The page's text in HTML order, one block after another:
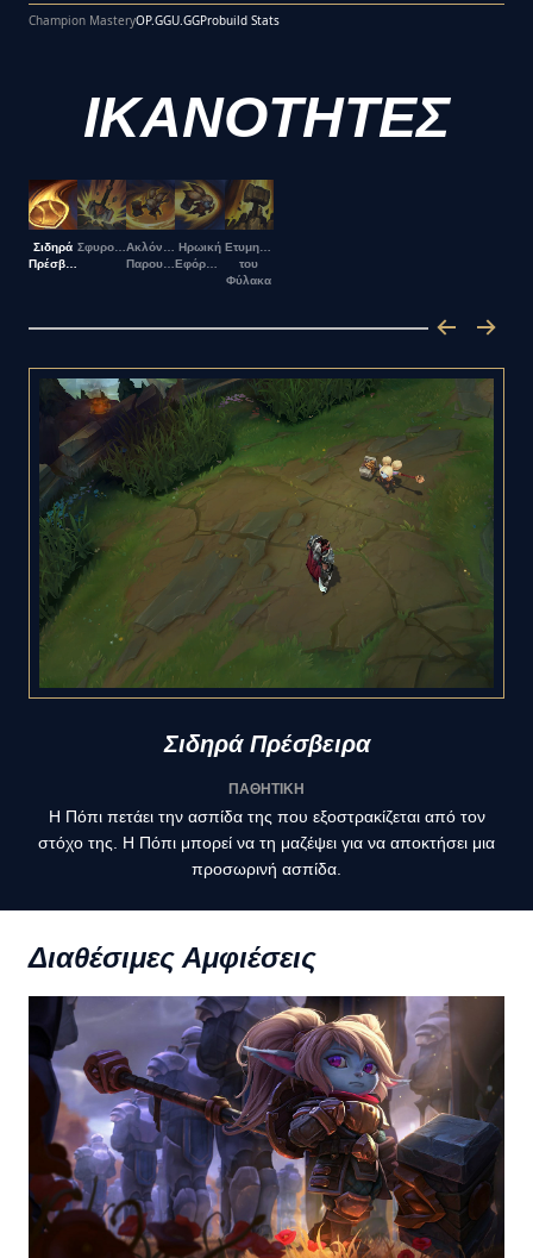
Champion MasteryOP.GGU.GGProbuild Stats
ΙΚΑΝΟΤΗΤΕΣ
Σιδηρά
ΣφυροκόπημαΑκλόνητη
Παρουσία
Ηρωική Ετυμηγορία
του
Φύλακα
Σιδηρά Πρέσβειρα
ΠΑΘΗΤΙΚΗ
Η Πόπι πετάει την ασπίδα της που εξοστρακίζεται από τον
στόχο της. Η Πόπι μπορεί να τη μαζέψει για να αποκτήσει μια
προσωρινή ασπίδα.
Διαθέσιμες Αμφιέσεις